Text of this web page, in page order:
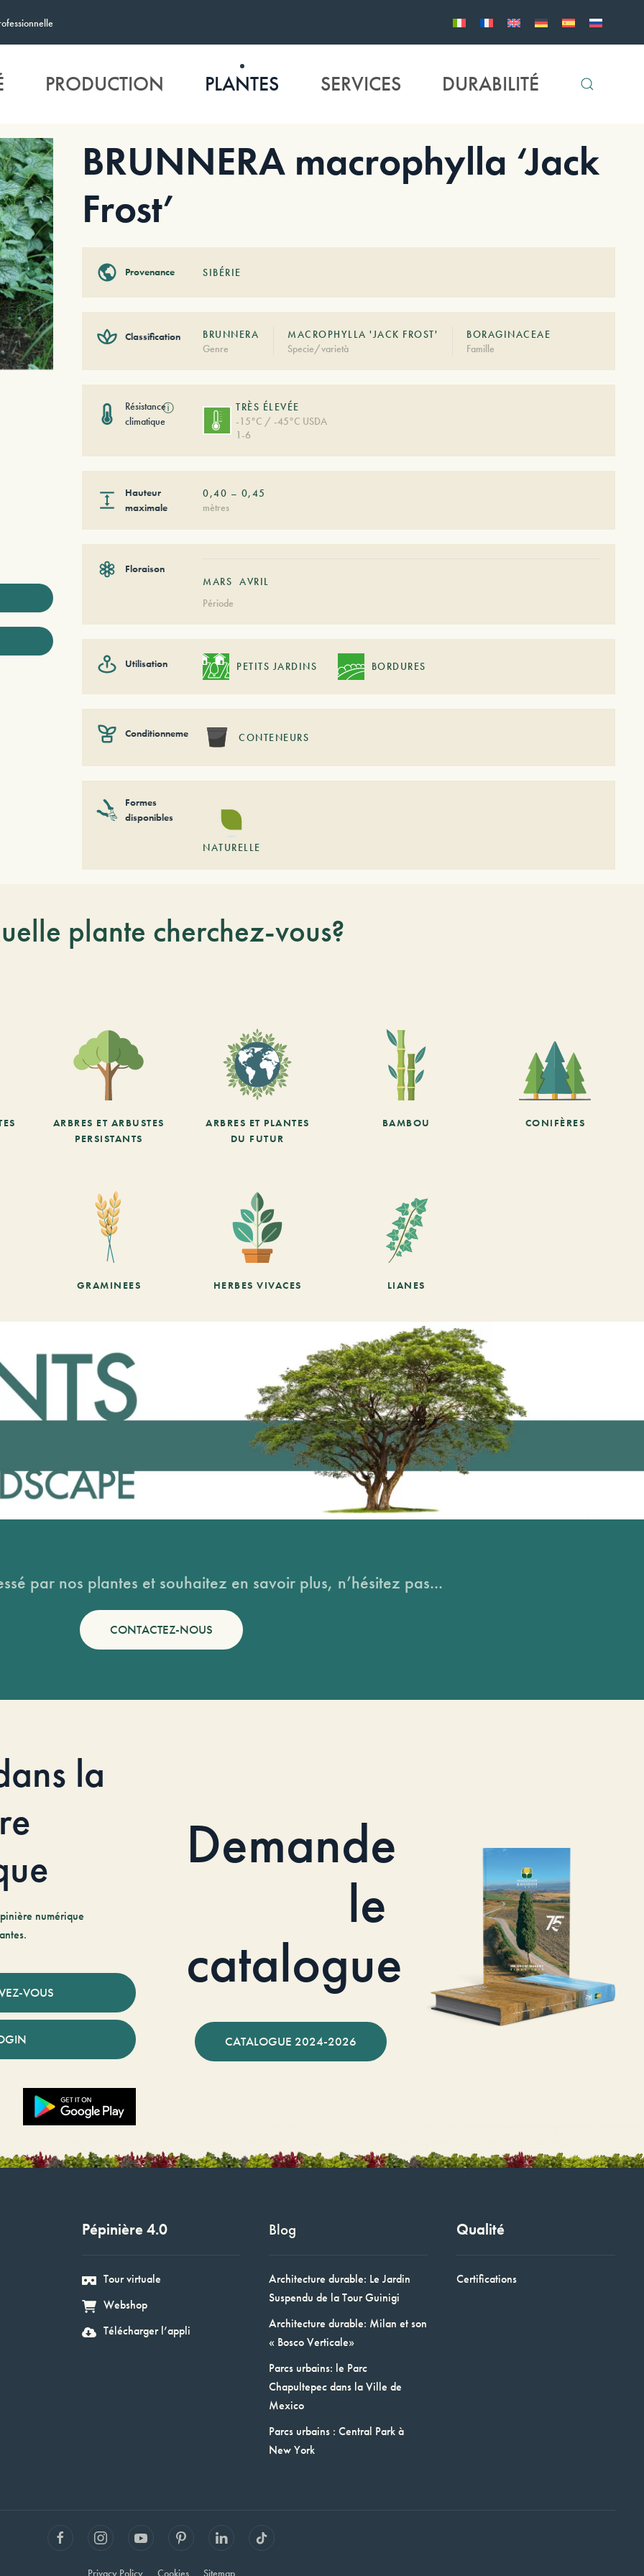
PRODUCTION PLANTES SERVICES DURABILITÉ
BRUNNERA macrophylla ‘Jack
Frost’
Provenance SIBÉRIE
Classification
BRUNNERA
Genre
MACROPHYLLA 'JACK FROST'
Specie/varietà
BORAGINACEAE
Famille
Résistance
climatique
ⓘ
TRÈS ÉLEVÉE
-15°C / -45°C USDA
1-6
Hauteur
maximale
0,40 – 0,45
mètres
Floraison
MARS
AVRIL
Période
Utilisation PETITS JARDINS BORDURES
Conditionnement CONTENEURS
Formes
disponibles
NATURELLE
plante cherchez-vous?
ARBRES ET ARBUSTES
PERSISTANTS
ARBRES ET PLANTES
DU FUTUR
BAMBOU CONIFÈRES
GRAMINEES HERBES VIVACES LIANES
par nos plantes et souhaitez en savoir plus, n’hésitez pas...
CONTACTEZ-NOUS
la
numérique
VOUS
Demande
le
catalogue
CATALOGUE 2024-2026
Pépinière 4.0
Tour virtuale
Webshop
Télécharger l’appli
Blog
Architecture durable: Le Jardin
Suspendu de la Tour Guinigi
Architecture durable: Milan et son
« Bosco Verticale»
Parcs urbains: le Parc
Chapultepec dans la Ville de
Mexico
Parcs urbains : Central Park à
New York
Qualité
Certifications
Privacy Policy Cookies Sitemap